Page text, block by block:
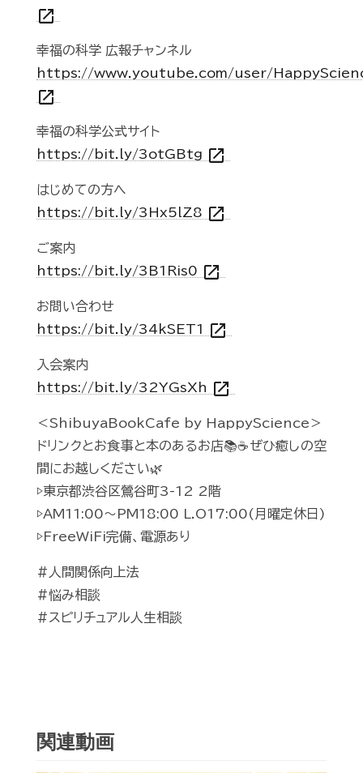
open_in_new
幸福の科学 広報チャンネル
https://www.youtube.com/user/
open_in_new
幸福の科学公式サイト
https://bit.ly/3otGBtg open_in_new
はじめての方へ
https://bit.ly/3Hx5lZ8 open_in_new
ご案内
https://bit.ly/3B1Ris0 open_in_new
お問い合わせ
https://bit.ly/34kSET1 open_in_new
入会案内
https://bit.ly/32YGsXh open_in_new
＜ShibuyaBookCafe by HappyScience＞
ドリンクとお食事と本のあるお店📚☕️ぜひ癒しの空
間にお越しください🌿
▷東京都渋谷区鶯谷町3-12 2階
▷AM11:00〜PM18:00 L.O17:00(月曜定休日)
▷FreeWiFi完備、電源あり
#人間関係向上法
#悩み相談
#スピリチュアル人生相談
関連動画